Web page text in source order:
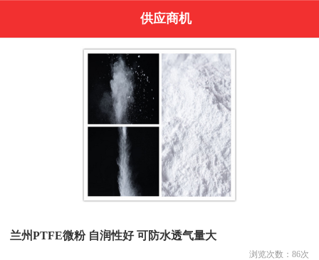
供应商机
兰州PTFE微粉 自润性好 可防水透气量大
浏览次数： 86次